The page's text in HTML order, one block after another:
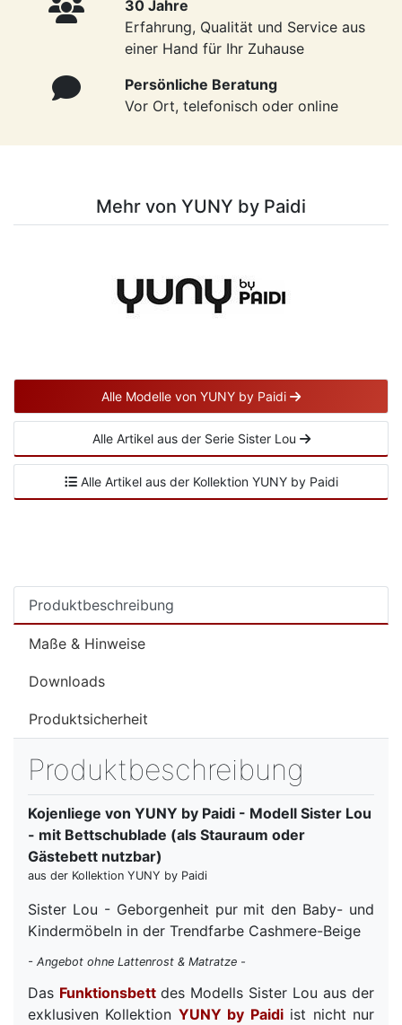
30 Jahre
Erfahrung, Qualität und Service aus
einer Hand für Ihr Zuhause
Persönliche Beratung
Vor Ort, telefonisch oder online
Mehr von YUNY by Paidi
Alle Modelle von YUNY by Paidi
Alle Artikel aus der Serie Sister Lou
Alle Artikel aus der Kollektion YUNY by Paidi
Produktbeschreibung
Maße & Hinweise
Downloads
Produktsicherheit
Produktbeschreibung
Kojenliege von YUNY by Paidi - Modell Sister Lou
- mit Bettschublade (als Stauraum oder
Gästebett nutzbar)
aus der Kollektion YUNY by Paidi
Sister Lou - Geborgenheit pur mit den Baby- und
Kindermöbeln in der Trendfarbe Cashmere-Beige
- Angebot ohne Lattenrost & Matratze -
Das Funktionsbett des Modells Sister Lou aus der
exklusiven Kollektion YUNY by Paidiist nicht nur